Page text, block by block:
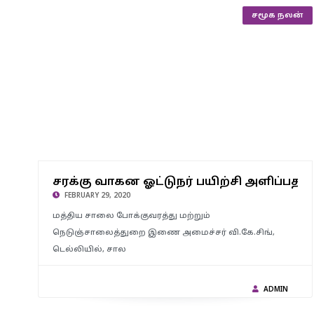
புறங்களில் ஓட்டுனர் பயிற்சி பள்ளிகள்- மத்திய இணையமைச்சர்
வி.கே.சிங்
சமூக நலன்
சரக்கு வாகன ஓட்டுநர் பயிற்சி
FEBRUARY 29, 2020
மத்திய சாலை போக்குவரத்து மற்றும்
நெடுஞ்சாலைத்துறை இணை அமைச்சர் வி.கே.சிங்,
டெல்லியில், சால
ADMIN